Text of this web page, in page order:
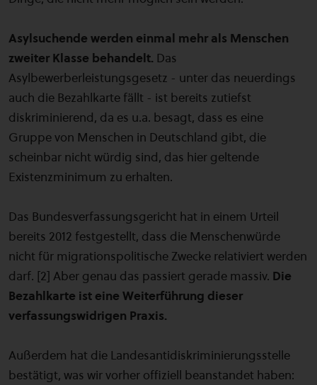
Asylsuchende werden einmal mehr als Menschen
zweiter Klasse behandelt. Das
Asylbewerberleistungsgesetz - unter das neuerdings
auch die Bezahlkarte fällt - ist bereits zutiefst
diskriminierend, da es u.a. besagt, dass es eine
Gruppe von Menschen in Deutschland gibt, die
scheinbar nicht würdig sind, das hier geltende
Existenzminimum zu erhalten.
Das Bundesverfassungsgericht hat in einem Urteil
bereits 2012 festgestellt, dass die Menschenwürde
nicht für migrationspolitische Zwecke relativiert werden
darf. [2] Aber genau das passiert gerade massiv. Die
Bezahlkarte ist eine Weiterführung dieser
verfassungswidrigen Praxis.
Außerdem hat die Landesantidiskriminierungsstelle
bestätigt, was wir vorher offiziell beanstandet haben: